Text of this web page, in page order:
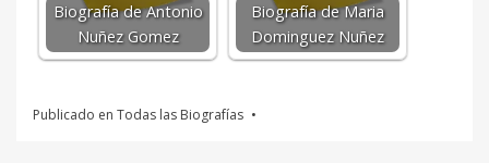
Biografía de Antonio
Nuñez Gomez
Biografía de Maria
Dominguez Nuñez
Publicado en Todas las Biografías